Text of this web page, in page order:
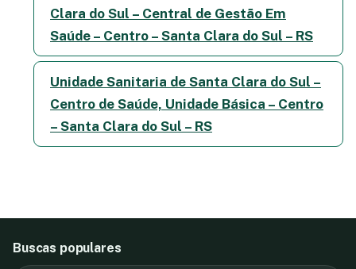
Clara do Sul – Central de Gestão Em
Saúde – Centro – Santa Clara do Sul – RS
Unidade Sanitaria de Santa Clara do Sul –
Centro de Saúde, Unidade Básica – Centro
– Santa Clara do Sul – RS
Buscas populares